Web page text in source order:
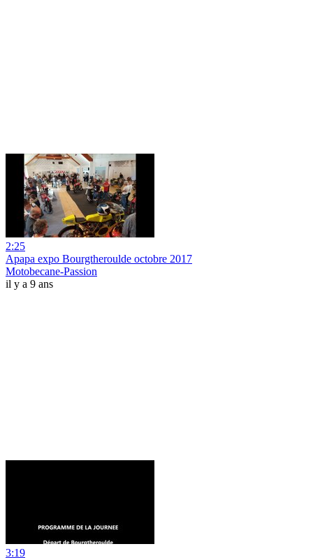
2:25
Apapa expo Bourgtheroulde octobre 2017
Motobecane-Passion
il y a 9 ans
3:19